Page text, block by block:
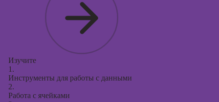
Изучите
1.
Инструменты для работы с данными
2.
Работа с ячейками